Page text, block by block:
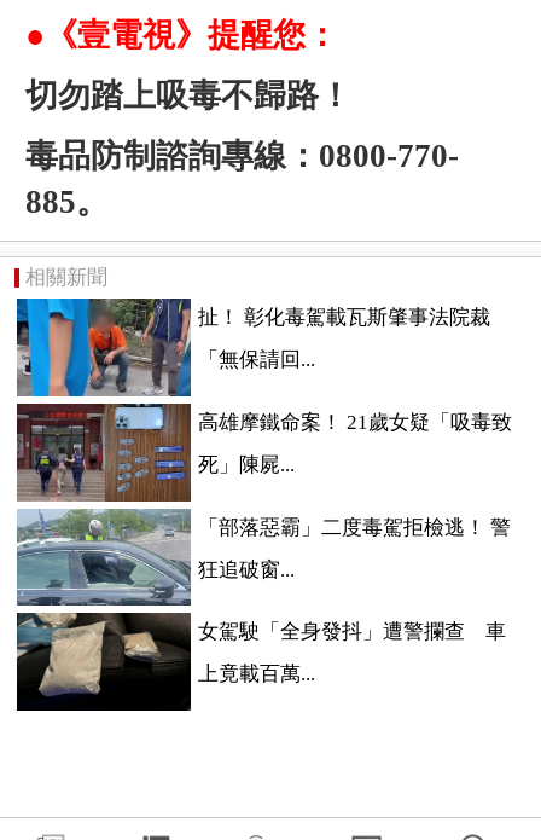
●《壹電視》提醒您：
切勿踏上吸毒不歸路！
毒品防制諮詢專線：0800-770-
885。
相關新聞
扯！ 彰化毒駕載瓦斯肇事法院裁
「無保請回...
高雄摩鐵命案！ 21歲女疑「吸毒致
死」陳屍...
「部落惡霸」二度毒駕拒檢逃！ 警
狂追破窗...
女駕駛「全身發抖」遭警攔查 車
上竟載百萬...